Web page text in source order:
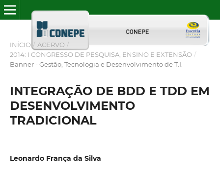
INÍCIO / ACERVO /
2014: I CONGRESSO DE PESQUISA, ENSINO E EXTENSÃO /
Banner - Gestão, Tecnologia e Desenvolvimento de T.I.
INTEGRAÇÃO DE BDD E TDD EM
DESENVOLVIMENTO
TRADICIONAL
Leonardo França da Silva